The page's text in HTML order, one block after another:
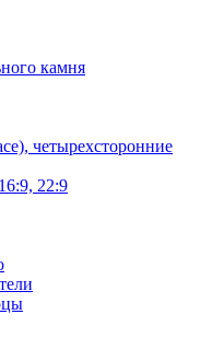
камня
четырехсторонние
22:9